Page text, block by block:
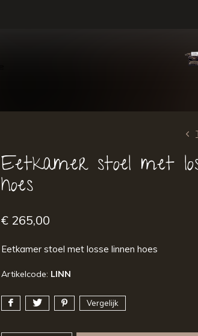
Eetkamer stoel met
hoes
€ 265,00
Eetkamer stoel met losse linnen hoes
Artikelcode: LINN
Vergelijk